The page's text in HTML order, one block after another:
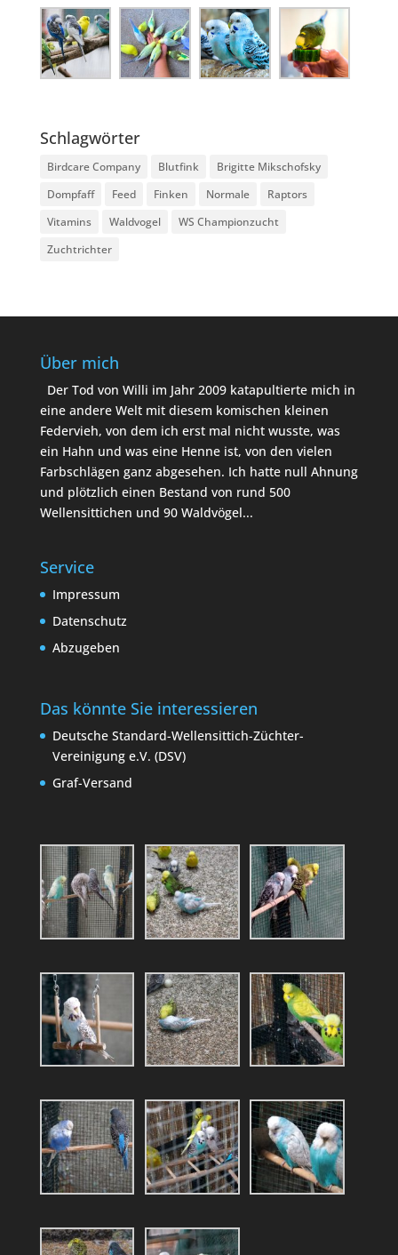
Schlagwörter
Birdcare Company Blutfink
Brigitte Mikschofsky
Dompfaff
Feed Finken Normale
Raptors
Vitamins
Waldvogel
WS Championzucht
Zuchtrichter
Über mich
Der Tod von Willi im Jahr 2009 katapultierte mich in
eine andere Welt mit diesem komischen kleinen
Federvieh, von dem ich erst mal nicht wusste, was
ein Hahn und was eine Henne ist, von den vielen
Farbschlägen ganz abgesehen. Ich hatte null Ahnung
und plötzlich einen Bestand von rund 500
Wellensittichen und 90 Waldvögel...
Service
Impressum
Datenschutz
Abzugeben
Das könnte Sie interessieren
Deutsche Standard-Wellensittich-Züchter-
Vereinigung e.V. (DSV)
Graf-Versand